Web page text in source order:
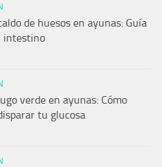
de huesos en ayunas: Guía
intestino
verde en ayunas: Cómo
tu glucosa